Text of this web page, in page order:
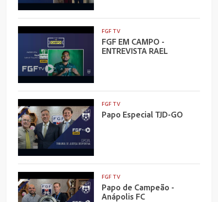
FGF TV
FGF EM CAMPO -
ENTREVISTA RAEL
FGF TV
Papo Especial TJD-GO
FGF TV
Papo de Campeão -
Anápolis FC